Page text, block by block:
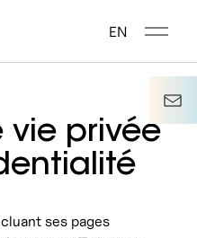
EN
vie privée
ses pages